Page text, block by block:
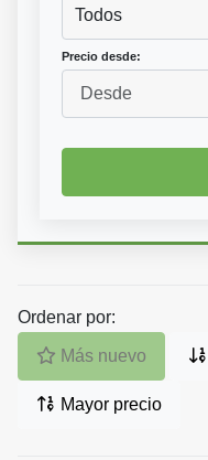
Todos
Precio desde:
Ordenar por:
Más nuevo
Mayor precio